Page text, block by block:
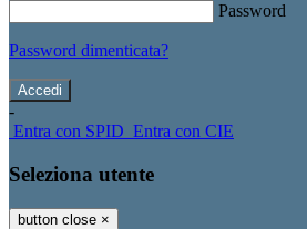
Password
Password dimenticata?
-
Entra con SPID Entra con CIE
Seleziona utente
button close ×